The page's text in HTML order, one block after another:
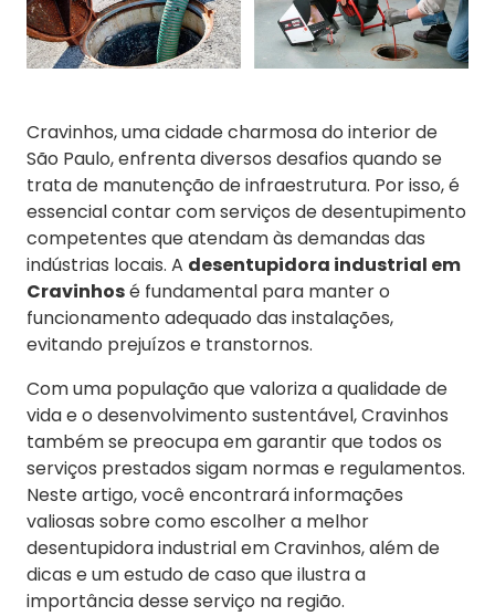
Cravinhos, uma cidade charmosa do interior de
São Paulo, enfrenta diversos desafios quando se
trata de manutenção de infraestrutura. Por isso, é
essencial contar com serviços de desentupimento
competentes que atendam às demandas das
indústrias locais. A desentupidora industrial em
Cravinhosé fundamental para manter o
funcionamento adequado das instalações,
evitando prejuízos e transtornos.
Com uma população que valoriza a qualidade de
vida e o desenvolvimento sustentável, Cravinhos
também se preocupa em garantir que todos os
serviços prestados sigam normas e regulamentos.
Neste artigo, você encontrará informações
valiosas sobre como escolher a melhor
desentupidora industrial em Cravinhos, além de
dicas e um estudo de caso que ilustra a
importância desse serviço na região.